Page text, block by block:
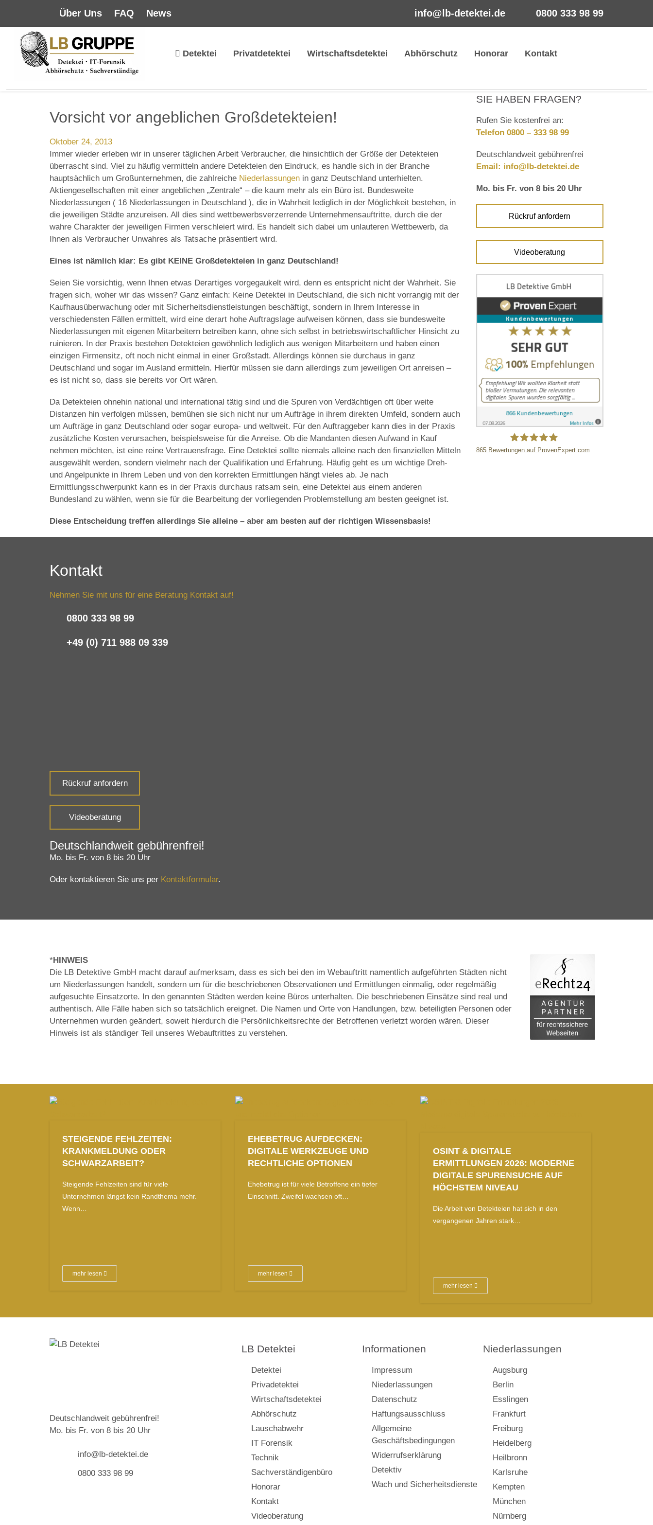
Über Uns FAQ News info@lb-detektei.de 0800 333 98 99
Detektei Privatdetektei Wirtschaftsdetektei Abhörschutz Honorar Kontakt
Vorsicht vor angeblichen Großdetekteien!
Oktober 24, 2013
Immer wieder erleben wir in unserer täglichen Arbeit Verbraucher, die hinsichtlich der Größe der Detekteien
überrascht sind. Viel zu häufig vermitteln andere Detekteien den Eindruck, es handle sich in der Branche
hauptsächlich um Großunternehmen, die zahlreiche Niederlassungen in ganz Deutschland unterhielten.
Aktiengesellschaften mit einer angeblichen „Zentrale“ – die kaum mehr als ein Büro ist. Bundesweite
Niederlassungen ( 16 Niederlassungen in Deutschland ), die in Wahrheit lediglich in der Möglichkeit bestehen, in
die jeweiligen Städte anzureisen. All dies sind wettbewerbsverzerrende Unternehmensauftritte, durch die der
wahre Charakter der jeweiligen Firmen verschleiert wird. Es handelt sich dabei um unlauteren Wettbewerb, da
Ihnen als Verbraucher Unwahres als Tatsache präsentiert wird.
Eines ist nämlich klar: Es gibt KEINE Großdetekteien in ganz Deutschland!
Seien Sie vorsichtig, wenn Ihnen etwas Derartiges vorgegaukelt wird, denn es entspricht nicht der Wahrheit. Sie
fragen sich, woher wir das wissen? Ganz einfach: Keine Detektei in Deutschland, die sich nicht vorrangig mit der
Kaufhausüberwachung oder mit Sicherheitsdienstleistungen beschäftigt, sondern in Ihrem Interesse in
verschiedensten Fällen ermittelt, wird eine derart hohe Auftragslage aufweisen können, dass sie bundesweite
Niederlassungen mit eigenen Mitarbeitern betreiben kann, ohne sich selbst in betriebswirtschaftlicher Hinsicht zu
ruinieren. In der Praxis bestehen Detekteien gewöhnlich lediglich aus wenigen Mitarbeitern und haben einen
einzigen Firmensitz, oft noch nicht einmal in einer Großstadt. Allerdings können sie durchaus in ganz
Deutschland und sogar im Ausland ermitteln. Hierfür müssen sie dann allerdings zum jeweiligen Ort anreisen –
es ist nicht so, dass sie bereits vor Ort wären.
Da Detekteien ohnehin national und international tätig sind und die Spuren von Verdächtigen oft über weite
Distanzen hin verfolgen müssen, bemühen sie sich nicht nur um Aufträge in ihrem direkten Umfeld, sondern auch
um Aufträge in ganz Deutschland oder sogar europa- und weltweit. Für den Auftraggeber kann dies in der Praxis
zusätzliche Kosten verursachen, beispielsweise für die Anreise. Ob die Mandanten diesen Aufwand in Kauf
nehmen möchten, ist eine reine Vertrauensfrage. Eine Detektei sollte niemals alleine nach den finanziellen Mitteln
ausgewählt werden, sondern vielmehr nach der Qualifikation und Erfahrung. Häufig geht es um wichtige Dreh-
und Angelpunkte in Ihrem Leben und von den korrekten Ermittlungen hängt vieles ab. Je nach
Ermittlungsschwerpunkt kann es in der Praxis durchaus ratsam sein, eine Detektei aus einem anderen
Bundesland zu wählen, wenn sie für die Bearbeitung der vorliegenden Problemstellung am besten geeignet ist.
Diese Entscheidung treffen allerdings Sie alleine – aber am besten auf der richtigen Wissensbasis!
SIE HABEN FRAGEN?
Rufen Sie kostenfrei an:
Telefon 0800 – 333 98 99
Deutschlandweit gebührenfrei
Email: info@lb-detektei.de
Mo. bis Fr. von 8 bis 20 Uhr
Rückruf anfordern
Videoberatung
865Bewertungen auf ProvenExpert.com
Kontakt
Nehmen Sie mit uns für eine Beratung Kontakt auf!
0800 333 98 99
+49 (0) 711 988 09 339
Rückruf anfordern
Videoberatung
Deutschlandweit gebührenfrei!
Mo. bis Fr. von 8 bis 20 Uhr
Oder kontaktieren Sie uns per Kontaktformular.
*HINWEIS
Die LB Detektive GmbH macht darauf aufmerksam, dass es sich bei den im Webauftritt namentlich aufgeführten Städten nicht
um Niederlassungen handelt, sondern um für die beschriebenen Observationen und Ermittlungen einmalig, oder regelmäßig
aufgesuchte Einsatzorte. In den genannten Städten werden keine Büros unterhalten. Die beschriebenen Einsätze sind real und
authentisch. Alle Fälle haben sich so tatsächlich ereignet. Die Namen und Orte von Handlungen, bzw. beteiligten Personen oder
Unternehmen wurden geändert, soweit hierdurch die Persönlichkeitsrechte der Betroffenen verletzt worden wären. Dieser
Hinweis ist als ständiger Teil unseres Webauftrittes zu verstehen.
STEIGENDE FEHLZEITEN:
KRANKMELDUNG ODER
SCHWARZARBEIT?
Steigende Fehlzeiten sind für viele
Unternehmen längst kein Randthema mehr.
Wenn…
mehr lesen
EHEBETRUG AUFDECKEN:
DIGITALE WERKZEUGE UND
RECHTLICHE OPTIONEN
Ehebetrug ist für viele Betroffene ein tiefer
Einschnitt. Zweifel wachsen oft…
mehr lesen
OSINT & DIGITALE
ERMITTLUNGEN 2026: MODERNE
DIGITALE SPURENSUCHE AUF
HÖCHSTEM NIVEAU
Die Arbeit von Detekteien hat sich in den
vergangenen Jahren stark…
mehr lesen
Deutschlandweit gebührenfrei!
Mo. bis Fr. von 8 bis 20 Uhr
info@lb-detektei.de
0800 333 98 99
LB Detektei
Detektei
Privadetektei
Wirtschaftsdetektei
Abhörschutz
Lauschabwehr
IT Forensik
Technik
Sachverständigenbüro
Honorar
Kontakt
Videoberatung
Informationen
Impressum
Niederlassungen
Datenschutz
Haftungsausschluss
Allgemeine
Geschäftsbedingungen
Widerrufserklärung
Detektiv
Wach und Sicherheitsdienste
Niederlassungen
Augsburg
Berlin
Esslingen
Frankfurt
Freiburg
Heidelberg
Heilbronn
Karlsruhe
Kempten
München
Nürnberg